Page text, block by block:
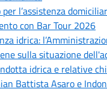
l’assistenza
con Bar Tour 2026
idrica:
sulla situazione
idrica e relative
Battista Asaro e